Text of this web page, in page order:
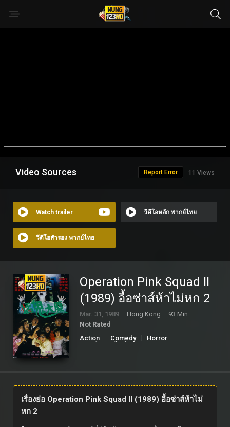
Video Sources 11 Views
Report Error
Watch trailer วีดีโอหลัก พากย์ไทย
วีดีโอสำรอง พากย์ไทย
Operation Pink Squad II
(1989) อื้อซ่าส์ห้าไม่หก 2
Mar. 31, 1989 Hong Kong
93 Min.
Not Rated
Action
Comedy
Horror
เรื่องย่อ Operation Pink Squad II (1989) อื้อซ่าส์ห้าไม่
หก 2